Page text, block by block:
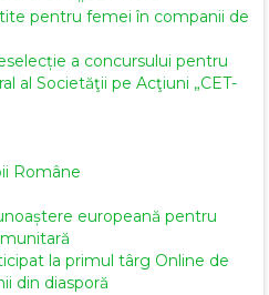
pentru femei în companii de
a concursului pentru
al Societăţii pe Acţiuni „CET-
Române
europeană pentru
la primul târg Online de
din diasporă